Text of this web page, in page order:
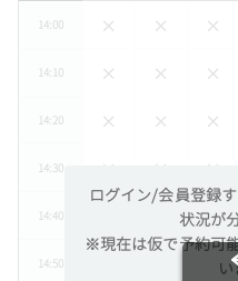
ログイン/会員登録
状況が
※現在は仮で予約可
い
14:00
14:10
14:20
14:30
14:40
14:50